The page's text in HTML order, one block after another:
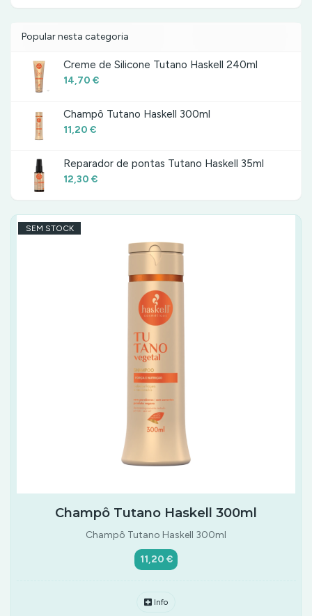
Popular nesta categoria
Creme de Silicone Tutano Haskell 240ml
14,70 €
Champô Tutano Haskell 300ml
11,20 €
Reparador de pontas Tutano Haskell 35ml
12,30 €
SEM STOCK
Champô Tutano Haskell 300ml
Champô Tutano Haskell 300ml
11,20 €
Info